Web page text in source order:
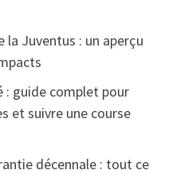
la Juventus : un aperçu
: guide complet pour
et suivre une course
décennale : tout ce